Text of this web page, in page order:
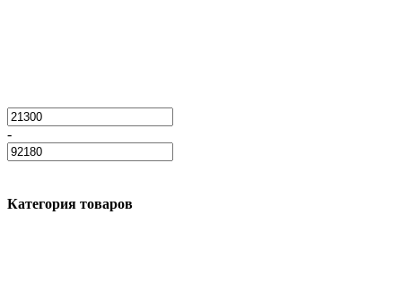
-
Категория товаров